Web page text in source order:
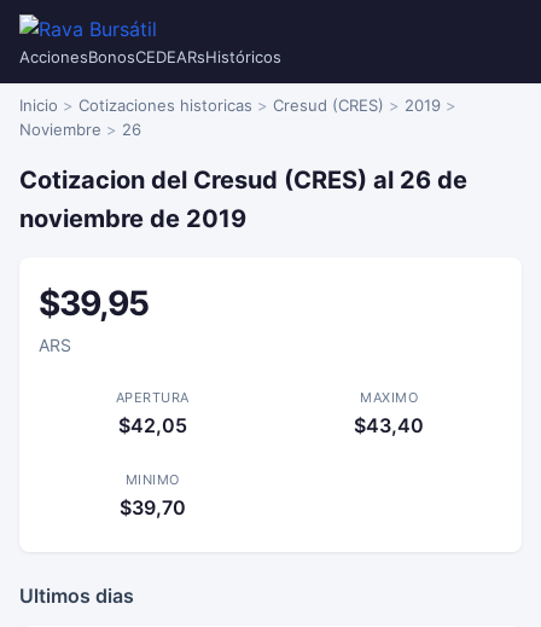
AccionesBonosCEDEARsHistóricos
Inicio Cotizaciones historicas Cresud (CRES)
2019
Noviembre
26
Cotizacion del Cresud (CRES) al 26 de
noviembre de 2019
$39,95
ARS
APERTURA
$42,05
MAXIMO
$43,40
MINIMO
$39,70
Ultimos dias